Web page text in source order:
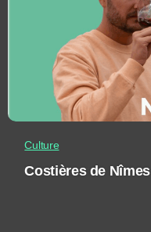
Culture
Costières de Nîmes